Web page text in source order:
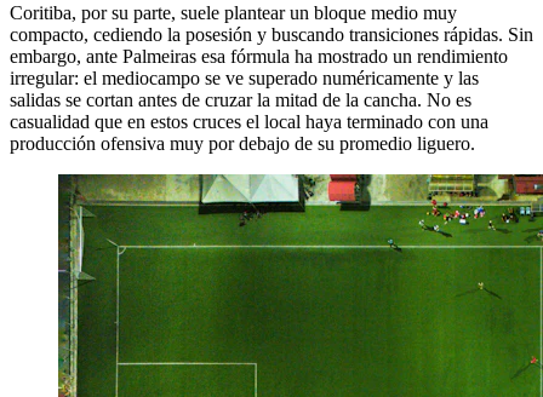
Coritiba, por su parte, suele plantear un bloque medio muy
compacto, cediendo la posesión y buscando transiciones rápidas. Sin
embargo, ante Palmeiras esa fórmula ha mostrado un rendimiento
irregular: el mediocampo se ve superado numéricamente y las
salidas se cortan antes de cruzar la mitad de la cancha. No es
casualidad que en estos cruces el local haya terminado con una
producción ofensiva muy por debajo de su promedio liguero.